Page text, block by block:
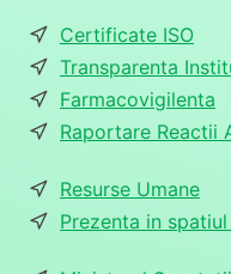
Certificate ISO
Transparenta
Farmacovigilenta
Raportare Reactii
Resurse Umane
Prezenta in